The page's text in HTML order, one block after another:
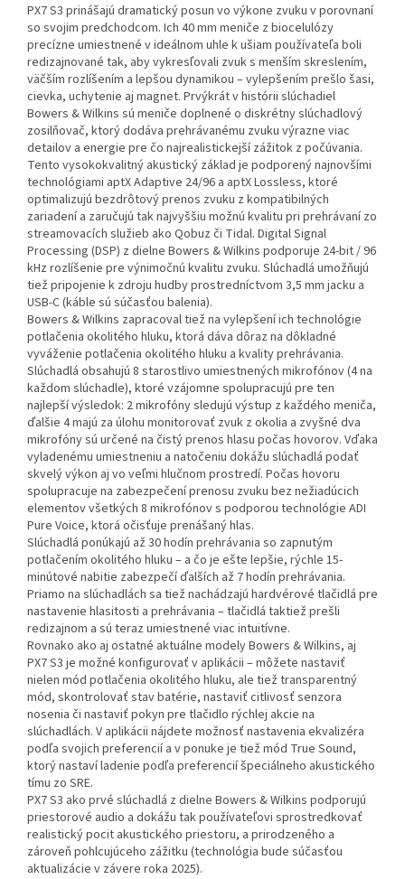
PX7 S3 prinášajú dramatický posun vo výkone zvuku v porovnaní
so svojim predchodcom. Ich 40 mm meniče z biocelulózy
precízne umiestnené v ideálnom uhle k ušiam používateľa boli
redizajnované tak, aby vykresľovali zvuk s menším skreslením,
väčším rozlíšením a lepšou dynamikou – vylepšením prešlo šasi,
cievka, uchytenie aj magnet. Prvýkrát v histórii slúchadiel
Bowers & Wilkins sú meniče doplnené o diskrétny slúchadlový
zosilňovač, ktorý dodáva prehrávanému zvuku výrazne viac
detailov a energie pre čo najrealistickejší zážitok z počúvania.
Tento vysokokvalitný akustický základ je podporený najnovšími
technológiami aptX Adaptive 24/96 a aptX Lossless, ktoré
optimalizujú bezdrôtový prenos zvuku z kompatibilných
zariadení a zaručujú tak najvyššiu možnú kvalitu pri prehrávaní zo
streamovacích služieb ako Qobuz či Tidal. Digital Signal
Processing (DSP) z dielne Bowers & Wilkins podporuje 24-bit / 96
kHz rozlíšenie pre výnimočnú kvalitu zvuku. Slúchadlá umožňujú
tiež pripojenie k zdroju hudby prostredníctvom 3,5 mm jacku a
USB-C (káble sú súčasťou balenia).
Bowers & Wilkins zapracoval tiež na vylepšení ich technológie
potlačenia okolitého hluku, ktorá dáva dôraz na dôkladné
vyváženie potlačenia okolitého hluku a kvality prehrávania.
Slúchadlá obsahujú 8 starostlivo umiestnených mikrofónov (4 na
každom slúchadle), ktoré vzájomne spolupracujú pre ten
najlepší výsledok: 2 mikrofóny sledujú výstup z každého meniča,
ďalšie 4 majú za úlohu monitorovať zvuk z okolia a zvyšné dva
mikrofóny sú určené na čistý prenos hlasu počas hovorov. Vďaka
vyladenému umiestneniu a natočeniu dokážu slúchadlá podať
skvelý výkon aj vo veľmi hlučnom prostredí. Počas hovoru
spolupracuje na zabezpečení prenosu zvuku bez nežiadúcich
elementov všetkých 8 mikrofónov s podporou technológie ADI
Pure Voice, ktorá očisťuje prenášaný hlas.
Slúchadlá ponúkajú až 30 hodín prehrávania so zapnutým
potlačením okolitého hluku – a čo je ešte lepšie, rýchle 15-
minútové nabitie zabezpečí ďalších až 7 hodín prehrávania.
Priamo na slúchadlách sa tiež nachádzajú hardvérové tlačidlá pre
nastavenie hlasitosti a prehrávania – tlačidlá taktiež prešli
redizajnom a sú teraz umiestnené viac intuitívne.
Rovnako ako aj ostatné aktuálne modely Bowers & Wilkins, aj
PX7 S3 je možné konfigurovať v aplikácii – môžete nastaviť
nielen mód potlačenia okolitého hluku, ale tiež transparentný
mód, skontrolovať stav batérie, nastaviť citlivosť senzora
nosenia či nastaviť pokyn pre tlačidlo rýchlej akcie na
slúchadlách. V aplikácii nájdete možnosť nastavenia ekvalizéra
podľa svojich preferencií a v ponuke je tiež mód True Sound,
ktorý nastaví ladenie podľa preferencií špeciálneho akustického
tímu zo SRE.
PX7 S3 ako prvé slúchadlá z dielne Bowers & Wilkins podporujú
priestorové audio a dokážu tak používateľovi sprostredkovať
realistický pocit akustického priestoru, a prirodzeného a
zároveň pohlcujúceho zážitku (technológia bude súčasťou
aktualizácie v závere roka 2025).